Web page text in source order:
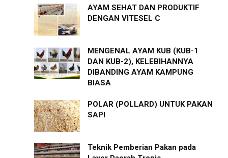
AYAM SEHAT DAN PRODUKTIF
DENGAN VITESEL C
MENGENAL AYAM KUB (KUB-1
DAN KUB-2), KELEBIHANNYA
DIBANDING AYAM KAMPUNG
BIASA
POLAR (POLLARD) UNTUK PAKAN
SAPI
Teknik Pemberian Pakan pada